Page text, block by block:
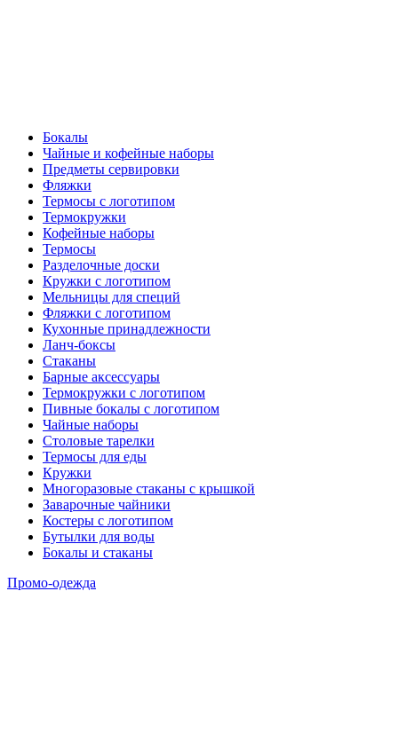
Бокалы
Чайные и кофейные наборы
Предметы сервировки
Фляжки
Термосы с логотипом
Термокружки
Кофейные наборы
Термосы
Разделочные доски
Кружки с логотипом
Мельницы для специй
Фляжки с логотипом
Кухонные принадлежности
Ланч-боксы
Стаканы
Барные аксессуары
Термокружки с логотипом
Пивные бокалы с логотипом
Чайные наборы
Столовые тарелки
Термосы для еды
Кружки
Многоразовые стаканы с крышкой
Заварочные чайники
Костеры с логотипом
Бутылки для воды
Бокалы и стаканы
Промо-одежда